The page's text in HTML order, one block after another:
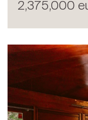
2,375,000